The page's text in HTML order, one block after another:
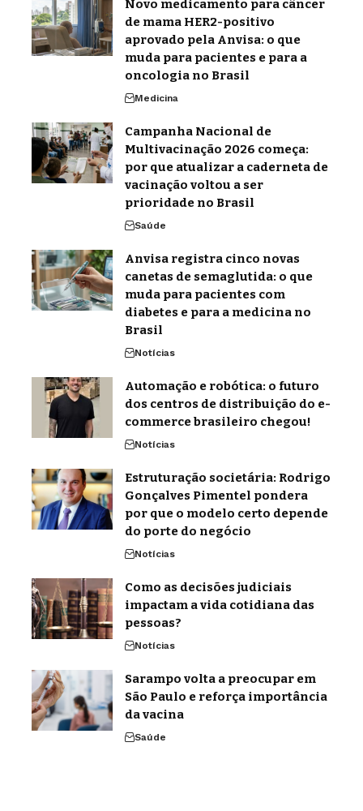
Novo medicamento para câncer
de mama HER2-positivo
aprovado pela Anvisa: o que
muda para pacientes e para a
oncologia no Brasil
Medicina
Campanha Nacional de
Multivacinação 2026 começa:
por que atualizar a caderneta de
vacinação voltou a ser
prioridade no Brasil
Saúde
Anvisa registra cinco novas
canetas de semaglutida: o que
muda para pacientes com
diabetes e para a medicina no
Brasil
Notícias
Automação e robótica: o futuro
dos centros de distribuição do e-
commerce brasileiro chegou!
Notícias
Estruturação societária: Rodrigo
Gonçalves Pimentel pondera
por que o modelo certo depende
do porte do negócio
Notícias
Como as decisões judiciais
impactam a vida cotidiana das
pessoas?
Notícias
Sarampo volta a preocupar em
São Paulo e reforça importância
da vacina
Saúde